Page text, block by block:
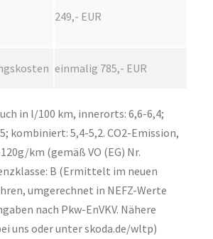
249,- EUR
einmalig 785,- EUR
in l/100 km, innerorts: 6,6-6,4;
kombiniert: 5,4-5,2. CO2-Emission,
km (gemäß VO (EG) Nr.
B (Ermittelt im neuen
umgerechnet in NEFZ-Werte
nach Pkw-EnVKV. Nähere
uns oder unter skoda.de/wltp)